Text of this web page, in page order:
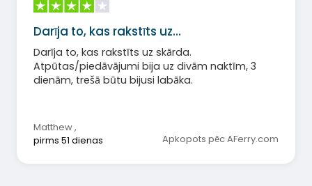
Darīja to, kas rakstīts uz…
Darīja to, kas rakstīts uz skārda.
Atpūtas/piedāvājumi bija uz divām naktīm, 3
dienām, trešā būtu bijusi labāka.
Matthew,
pirms 51 dienas
Apkopots pēc AFerry.com